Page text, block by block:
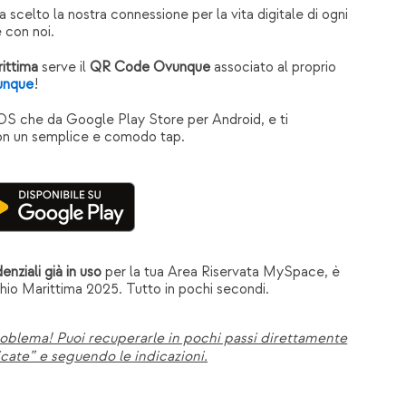
scelto la nostra connessione per la vita digitale di ogni
con noi.
serve il QR Code Ovunque associato al proprio
!
che da Google Play Store per Android, e ti
un semplice e comodo tap.
già in uso per la tua Area Riservata MySpace, è
Marittima 2025. Tutto in pochi secondi.
Puoi recuperarle in pochi passi direttamente
e seguendo le indicazioni.